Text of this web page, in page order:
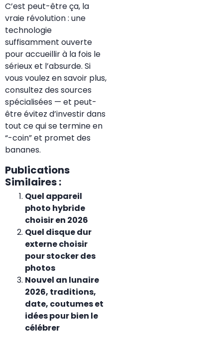
C’est peut-être ça, la
vraie révolution : une
technologie
suffisamment ouverte
pour accueillir à la fois le
sérieux et l’absurde. Si
vous voulez en savoir plus,
consultez des sources
spécialisées — et peut-
être évitez d’investir dans
tout ce qui se termine en
“-coin” et promet des
bananes.
Publications
Similaires :
Quel appareil
photo hybride
choisir en 2026
Quel disque dur
externe choisir
pour stocker des
photos
Nouvel an lunaire
2026, traditions,
date, coutumes et
idées pour bien le
célébrer